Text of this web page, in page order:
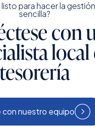
para hacer la
sencilla?
con
local
tesorería
con nuestro equipo